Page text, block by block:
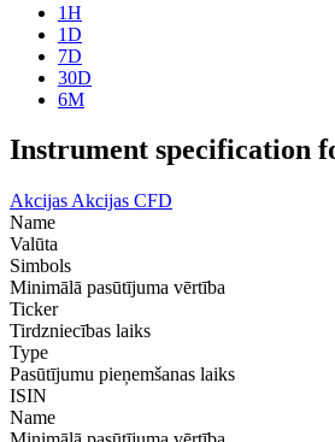
1H
1D
7D
30D
6M
Instrument specification
Akcijas Akcijas CFD
Name
Valūta
Simbols
Minimālā pasūtījuma vērtība
Ticker
Tirdzniecības laiks
Type
Pasūtījumu pieņemšanas laiks
ISIN
Name